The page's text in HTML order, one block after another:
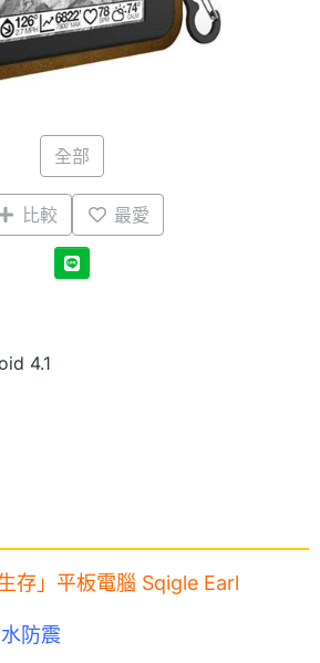
全部
比較 最愛
4.1
存」平板電腦 Sqigle Earl
防震